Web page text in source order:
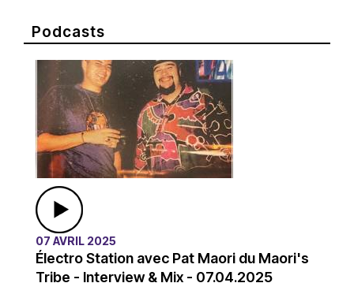
Podcasts
07 AVRIL 2025
Électro Station avec Pat Maori du Maori's
Tribe - Interview & Mix - 07.04.2025